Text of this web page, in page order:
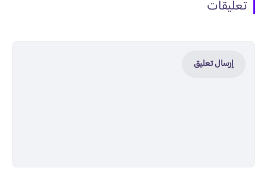
تعليقات
إرسال تعليق